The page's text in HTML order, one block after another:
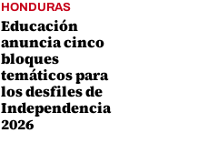
HONDURAS
Educación
anuncia cinco
bloques
temáticos para
los desfiles de
Independencia
2026